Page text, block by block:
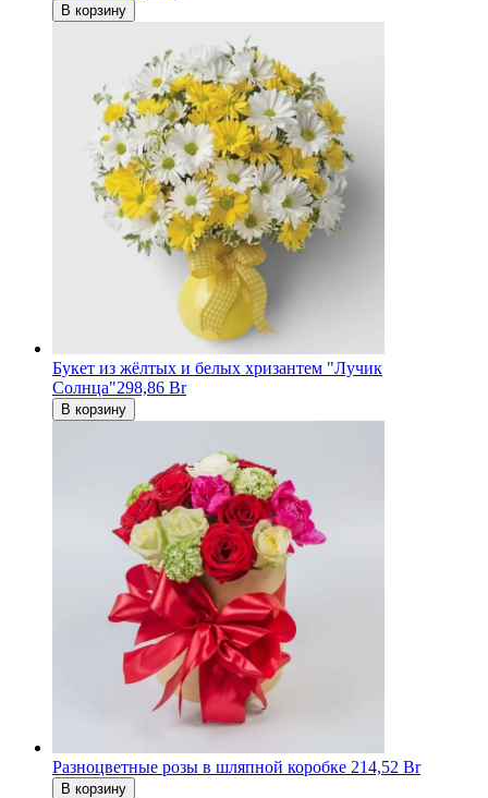
В корзину
Букет из жёлтых и белых хризантем "Лучик
Солнца"298,86 Br
В корзину
Разноцветные розы в шляпной коробке 214,52 Br
В корзину